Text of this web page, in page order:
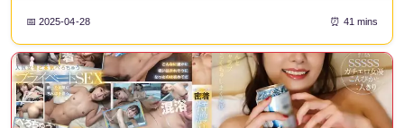
📅 2025-04-28 ⏰ 41 mins